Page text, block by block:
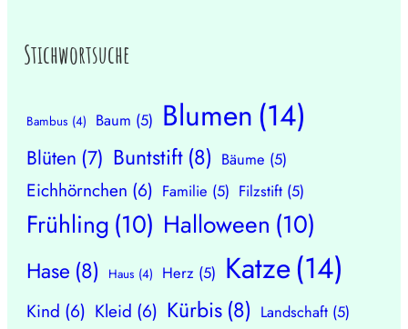
Stichwortsuche
Bambus (4) Baum (5) Blumen(14)
Blüten (7) Buntstift (8) Bäume (5)
Eichhörnchen (6) Familie (5) Filzstift (5)
Frühling (10) Halloween (10)
Hase (8) Haus (4) Herz (5) Katze(14)
Kind (6) Kleid (6) Kürbis (8) Landschaft (5)